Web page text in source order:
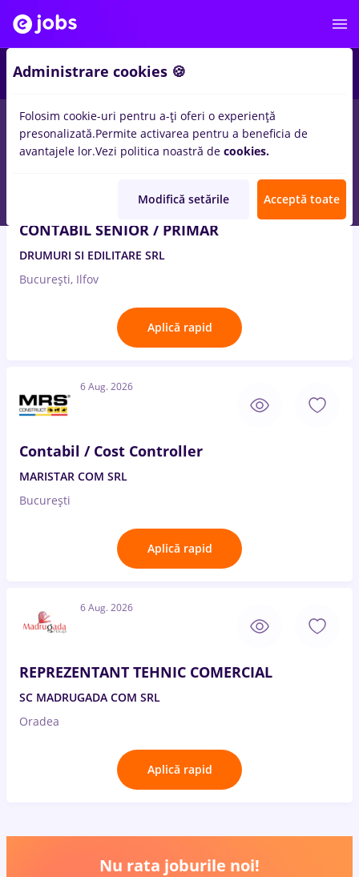
locuri de muncacontabil primarin Constructii / Instalatii
CONTABIL SENIOR / PRIMAR
DRUMURI SI EDILITARE SRL
București, Ilfov
Aplică rapid
6 Aug. 2026
Contabil / Cost Controller
MARISTAR COM SRL
București
Aplică rapid
6 Aug. 2026
REPREZENTANT TEHNIC COMERCIAL
SC MADRUGADA COM SRL
Oradea
Aplică rapid
Nu rata joburile noi!
Administrare cookies 🍪
Folosim cookie-uri pentru a-ți oferi o experiență
presonalizată.Permite activarea pentru a beneficia de
avantajele lor.Vezi politica noastră de cookies.
Modifică setările Acceptă toate